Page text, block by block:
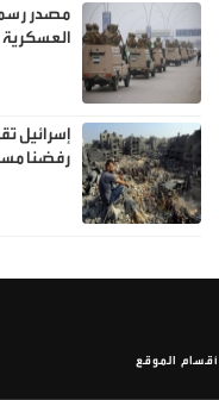
مصدر
العسكرية
إسرائيل
رفضنا
أقسام الموقع